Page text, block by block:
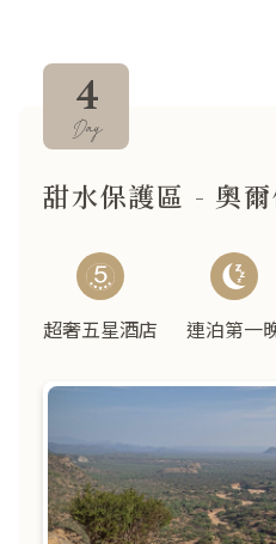
甜水保護區 - 奧
超奢五星酒店 連泊第一
4
Day